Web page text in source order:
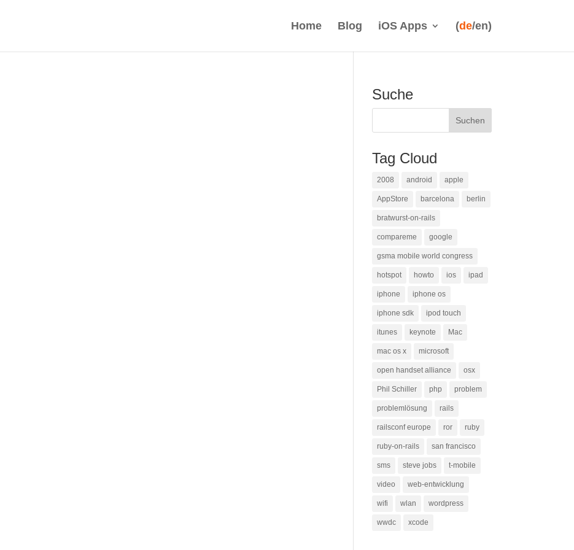
Home Blog iOS Apps (de/en)
Suche
Tag Cloud
2008 android apple
AppStore barcelona berlin
bratwurst-on-rails
compareme google
gsma mobile world congress
hotspot howto ios ipad
iphone iphone os
iphone sdk ipod touch
itunes keynote Mac
mac os x microsoft
open handset alliance osx
Phil Schiller php problem
problemlösung rails
railsconf europe ror ruby
ruby-on-rails san francisco
sms steve jobs t-mobile
video web-entwicklung
wifi wlan wordpress
wwdc xcode